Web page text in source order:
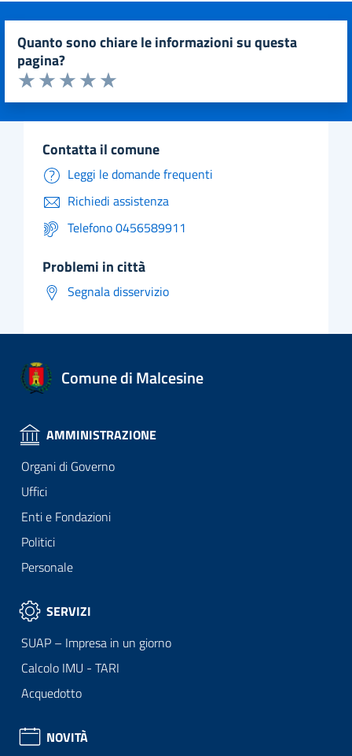
quanto sono chiare le informazioni su questa
pagina?
Valuta da 1 a 5 stelle la pagina
Valuta 5 stelle su 5
Valuta 4 stelle su 5
Valuta 3 stelle su 5
Valuta 2 stelle su 5
Valuta 1 stelle su 5
contatta il comune
Leggi le domande frequenti
Richiedi assistenza
Telefono 0456589911
problemi in città
Segnala disservizio
Comune di Malcesine
AMMINISTRAZIONE
Organi di Governo
Uffici
Enti e Fondazioni
Politici
Personale
SERVIZI
SUAP – Impresa in un giorno
Calcolo IMU - TARI
Acquedotto
NOVITÀ